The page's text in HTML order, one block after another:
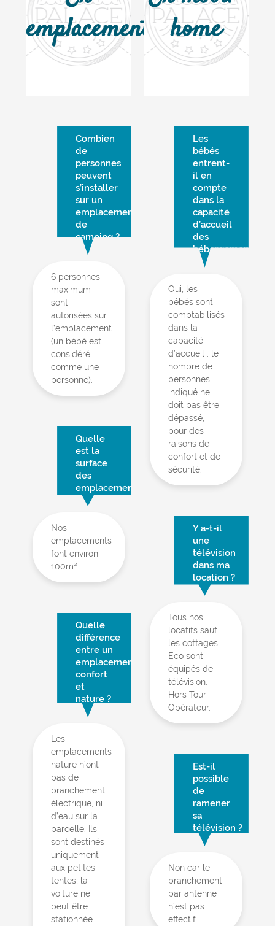
emplacement
Combien
de
personnes
peuvent
s’installer
sur un
emplacement
de
camping ?
6 personnes
maximum
sont
autorisées sur
l’emplacement
(un bébé est
considéré
comme une
personne).
Quelle
est la
surface
des
emplacements ?
Nos
emplacements
font environ
100m².
Quelle
différence
entre un
emplacement
confort
et
nature ?
Les
emplacements
nature n’ont
pas de
branchement
électrique, ni
d’eau sur la
parcelle. Ils
sont destinés
uniquement
aux petites
tentes, la
voiture ne
peut être
stationnée
home
Les
bébés
entrent-
il en
compte
dans la
capacité
d’accueil
des
hébergements ?
Oui, les
bébés sont
comptabilisés
dans la
capacité
d’accueil : le
nombre de
personnes
indiqué ne
doit pas être
dépassé,
pour des
raisons de
confort et de
sécurité.
Y a-t-il
une
télévision
dans ma
location ?
Tous nos
locatifs sauf
les cottages
Eco sont
équipés de
télévision.
Hors Tour
Opérateur.
Est-il
possible
de
ramener
sa
télévision ?
Non car le
branchement
par antenne
n’est pas
effectif.